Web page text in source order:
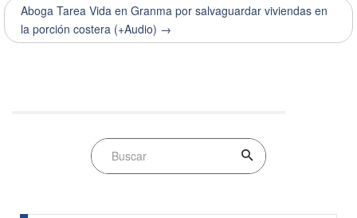
Aboga Tarea Vida en Granma por salvaguardar viviendas en
la porción costera (+Audio) →